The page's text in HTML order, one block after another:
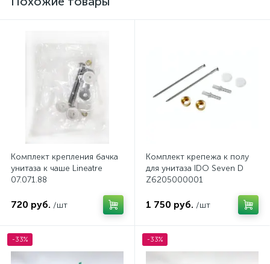
Комплект крепления бачка
унитаза к чаше Lineatre
07.071.88
720 руб. /шт
Комплект крепежа к полу
для унитаза IDO Seven D
Z6205000001
1 750 руб. /шт
-33% -33%